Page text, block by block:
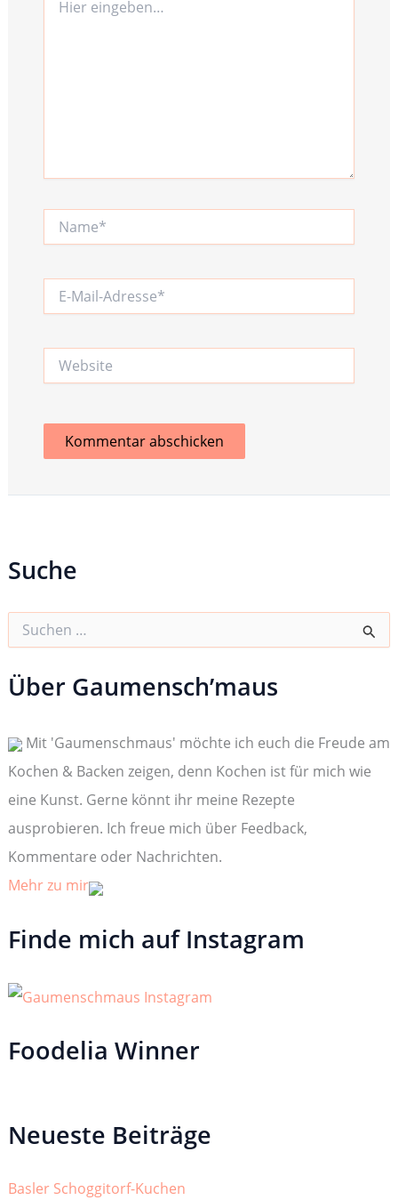
eingeben…
Mail-
Suche
h
e
a
c
h
:
Über Gaumensch’maus
Mit 'Gaumenschmaus' möchte ich euch die Freude am
Kochen & Backen zeigen, denn Kochen ist für mich wie
eine Kunst. Gerne könnt ihr meine Rezepte
ausprobieren. Ich freue mich über Feedback,
Kommentare oder Nachrichten.
Mehr zu mir
Finde mich auf Instagram
Foodelia Winner
Neueste Beiträge
Basler Schoggitorf-Kuchen